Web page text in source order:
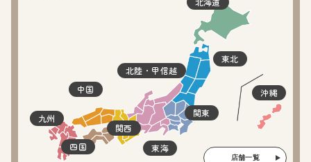
東北
関東
北陸・甲信越
東海
関西
四国
中国
九州
沖縄
店舗一覧